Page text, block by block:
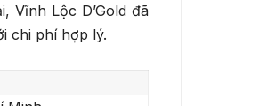
Vĩnh Lộc D’Gold đã
chi phí hợp lý.